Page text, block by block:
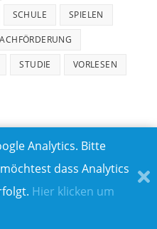
SCHULE SPIELEN
STUDIE VORLESEN
IMPRESSUM
Analytics. Bitte
dass Analytics
Hier klicken um